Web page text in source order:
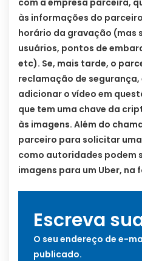
às informações do
horário da gravação (mas
usuários, pontos de
etc). Se, mais tarde, o
reclamação de
adicionar o vídeo em
que tem uma chave da
às imagens. Além do
parceiro para solicitar
como autoridades podem
imagens para um Uber, na
Escreva
O seu endereço de e-
publicado.